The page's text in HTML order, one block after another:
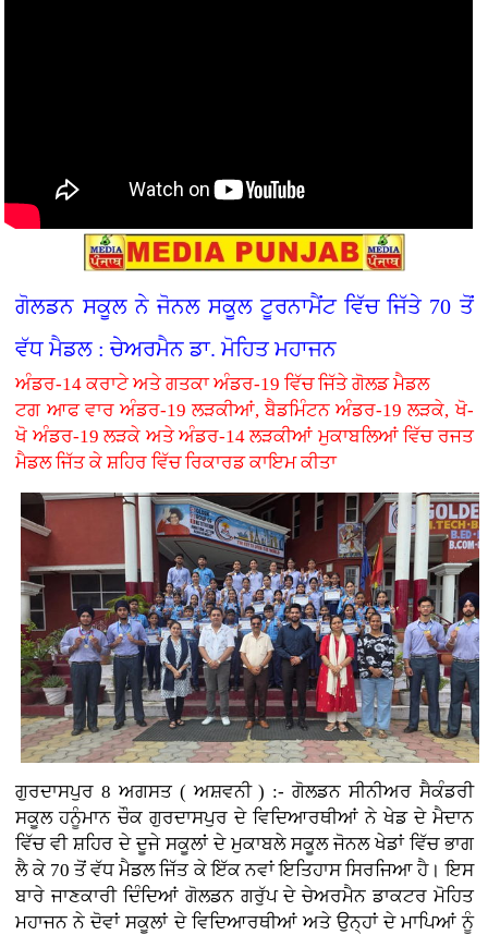
ਗੋਲਡਨ ਸਕੂਲ ਨੇ ਜੋਨਲ ਸਕੂਲ ਟੂਰਨਾਮੈਂਟ ਵਿੱਚ ਜਿੱਤੇ 70 ਤੋਂ
ਵੱਧ ਮੈਡਲ : ਚੇਅਰਮੈਨ ਡਾ. ਮੋਹਿਤ ਮਹਾਜਨ
ਅੰਡਰ-14 ਕਰਾਟੇ ਅਤੇ ਗਤਕਾ ਅੰਡਰ-19 ਵਿੱਚ ਜਿੱਤੇ ਗੋਲਡ ਮੈਡਲ
ਟਗ ਆਫ ਵਾਰ ਅੰਡਰ-19 ਲੜਕੀਆਂ, ਬੈਡਮਿੰਟਨ ਅੰਡਰ-19 ਲੜਕੇ, ਖੋ-
ਖੋ ਅੰਡਰ-19 ਲੜਕੇ ਅਤੇ ਅੰਡਰ-14 ਲੜਕੀਆਂ ਮੁਕਾਬਲਿਆਂ ਵਿੱਚ ਰਜਤ
ਮੈਡਲ ਜਿੱਤ ਕੇ ਸ਼ਹਿਰ ਵਿੱਚ ਰਿਕਾਰਡ ਕਾਇਮ ਕੀਤਾ
ਗੁਰਦਾਸਪੁਰ 8 ਅਗਸਤ ( ਅਸ਼ਵਨੀ ) :- ਗੋਲਡਨ ਸੀਨੀਅਰ ਸੈਕੰਡਰੀ
ਸਕੂਲ ਹਨੂੰਮਾਨ ਚੌਕ ਗੁਰਦਾਸਪੁਰ ਦੇ ਵਿਦਿਆਰਥੀਆਂ ਨੇ ਖੇਡ ਦੇ ਮੈਦਾਨ
ਵਿੱਚ ਵੀ ਸ਼ਹਿਰ ਦੇ ਦੂਜੇ ਸਕੂਲਾਂ ਦੇ ਮੁਕਾਬਲੇ ਸਕੂਲ ਜੋਨਲ ਖੇਡਾਂ ਵਿੱਚ ਭਾਗ
ਲੈ ਕੇ 70 ਤੋਂ ਵੱਧ ਮੈਡਲ ਜਿੱਤ ਕੇ ਇੱਕ ਨਵਾਂ ਇਤਿਹਾਸ ਸਿਰਜਿਆ ਹੈ। ਇਸ
ਬਾਰੇ ਜਾਣਕਾਰੀ ਦਿੰਦਿਆਂ ਗੋਲਡਨ ਗਰੁੱਪ ਦੇ ਚੇਅਰਮੈਨ ਡਾਕਟਰ ਮੋਹਿਤ
ਮਹਾਜਨ ਨੇ ਦੋਵਾਂ ਸਕੂਲਾਂ ਦੇ ਵਿਦਿਆਰਥੀਆਂ ਅਤੇ ਉਨ੍ਹਾਂ ਦੇ ਮਾਪਿਆਂ ਨੂੰ